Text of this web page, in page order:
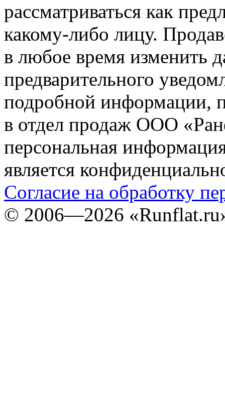
рассматриваться как
какому-либо лицу.
в любое время изменить
предварительного
подробной информации,
в отдел продаж ООО
персональная
является
Согласие на обработку
© 2006—2026